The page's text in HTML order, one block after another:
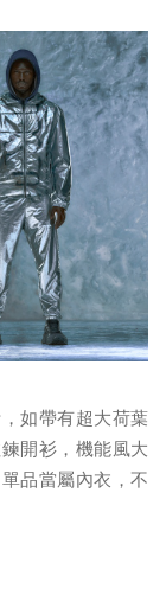
如帶有超大荷葉
開衫，機能風大
品當屬內衣，不